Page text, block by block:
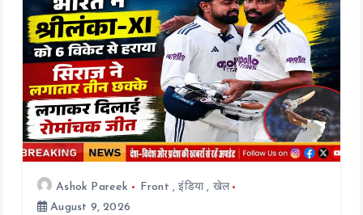
n
Ashok Pareek Front ,इंडिया, खेल
August 9, 2026